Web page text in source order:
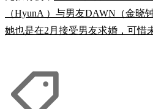
（HyunA ）与男友DAWN（金晓
她也是在2月接受男友求婚，可惜